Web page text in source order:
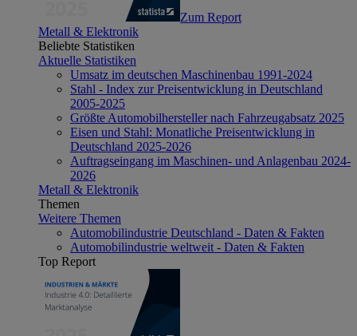
Zum Report
Metall & Elektronik
Beliebte Statistiken
Aktuelle Statistiken
Umsatz im deutschen Maschinenbau 1991-2024
Stahl - Index zur Preisentwicklung in Deutschland
2005-2025
Größte Automobilhersteller nach Fahrzeugabsatz 2025
Eisen und Stahl: Monatliche Preisentwicklung in
Deutschland 2025-2026
Auftragseingang im Maschinen- und Anlagenbau 2024-
2026
Metall & Elektronik
Themen
Weitere Themen
Automobilindustrie Deutschland - Daten & Fakten
Automobilindustrie weltweit - Daten & Fakten
Top Report